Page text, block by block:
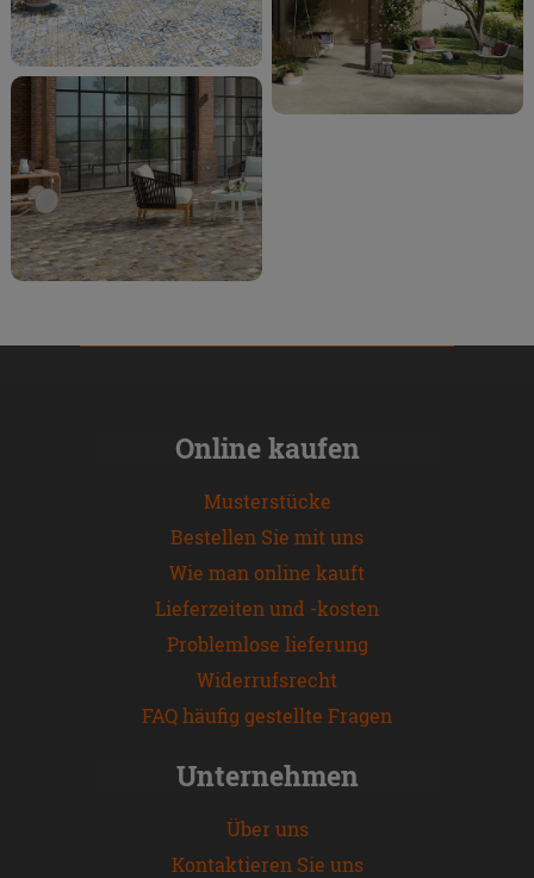
Online kaufen
Musterstücke
Bestellen Sie mit uns
Wie man online kauft
Lieferzeiten und -kosten
Problemlose lieferung
Widerrufsrecht
FAQ häufig gestellte Fragen
Unternehmen
Über uns
Kontaktieren Sie uns